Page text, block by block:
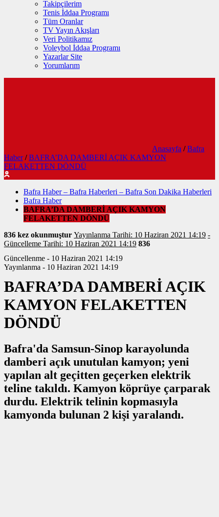
Takipçilerim
Tenis İddaa Programı
Tüm Oranlar
TV Yayın Akışları
Veri Politikamız
Voleybol İddaa Programı
Yazarlar Site
Yorumlarım
Anasayfa / Bafra
Haber / BAFRA’DA DAMBERİ AÇIK KAMYON
FELAKETTEN DÖNDÜ
Bafra Haber – Bafra Haberleri – Bafra Son Dakika Haberleri
Bafra Haber
BAFRA’DA DAMBERİ AÇIK KAMYON
FELAKETTEN DÖNDÜ
836 kez okunmuştur Yayınlanma Tarihi: 10 Haziran 2021 14:19 -
Güncelleme Tarihi: 10 Haziran 2021 14:19 836
Güncellenme - 10 Haziran 2021 14:19
Yayınlanma - 10 Haziran 2021 14:19
BAFRA’DA DAMBERİ AÇIK
KAMYON FELAKETTEN
DÖNDÜ
Bafra'da Samsun-Sinop karayolunda
damberi açık unutulan kamyon; yeni
yapılan alt geçitten geçerken elektrik
teline takıldı. Kamyon köprüye çarparak
durdu. Elektrik telinin kopmasıyla
kamyonda bulunan 2 kişi yaralandı.